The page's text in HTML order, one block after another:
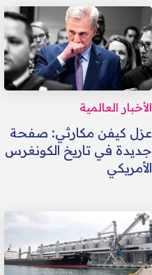
الأخبار العالمية
عزل كيفن مكارثي: صفحة
جديدة في تاريخ الكونغرس
الأمريكي